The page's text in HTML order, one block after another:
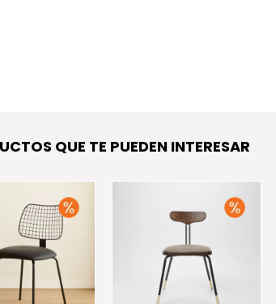
QUE TE PUEDEN INTERESAR